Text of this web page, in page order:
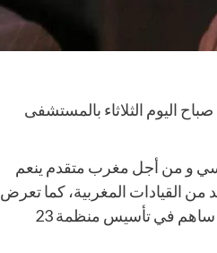
اليوم الثلاثاء بالمستشفى
و من أجل مغرب متقدم ينعم
من القيادات المغربية، كما تعرض
للإعتقال عقب الاستقلال، ثم لجأ إلى الجزائر و فرنسا، و قبل أن يعود ساهم في تأسيس منظمة 23